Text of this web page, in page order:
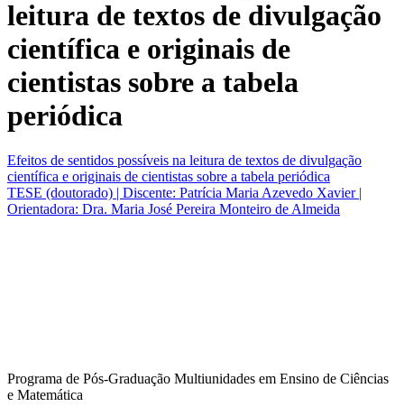
leitura de textos de divulgação
científica e originais de
cientistas sobre a tabela
periódica
Efeitos de sentidos possíveis na leitura de textos de divulgação
científica e originais de cientistas sobre a tabela periódica
TESE (doutorado) | Discente: Patrícia Maria Azevedo Xavier |
Orientadora: Dra. Maria José Pereira Monteiro de Almeida
Programa de Pós-Graduação Multiunidades em Ensino de Ciências
e Matemática